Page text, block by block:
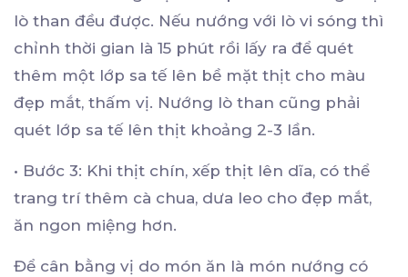
lò than đều được. Nếu nướng với lò vi sóng thì
chỉnh thời gian là 15 phút rồi lấy ra để quét
thêm một lớp sa tế lên bề mặt thịt cho màu
đẹp mắt, thấm vị. Nướng lò than cũng phải
quét lớp sa tế lên thịt khoảng 2-3 lần.
• Bước 3: Khi thịt chín, xếp thịt lên dĩa, có thể
trang trí thêm cà chua, dưa leo cho đẹp mắt,
ăn ngon miệng hơn.
Để cân bằng vị do món ăn là món nướng có